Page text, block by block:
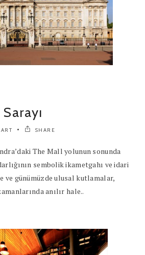
SHARE
The Mall yolunun sonunda
sembolik ikametgahı ve idari
ve günümüzde ulusal kutlamalar,
anılır hale..